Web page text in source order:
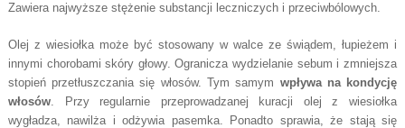
Zawiera najwyższe stężenie substancji leczniczych i przeciwbólowych.
Olej z wiesiołka może być stosowany w walce ze świądem, łupieżem i
innymi chorobami skóry głowy. Ogranicza wydzielanie sebum i zmniejsza
stopień przetłuszczania się włosów. Tym samym wpływa na kondycję
włosów. Przy regularnie przeprowadzanej kuracji olej z wiesiołka
wygładza, nawilża i odżywia pasemka. Ponadto sprawia, że stają się